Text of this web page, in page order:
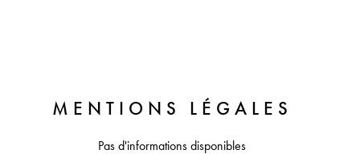
MENTIONS LÉGALES
Pas d'informations disponibles